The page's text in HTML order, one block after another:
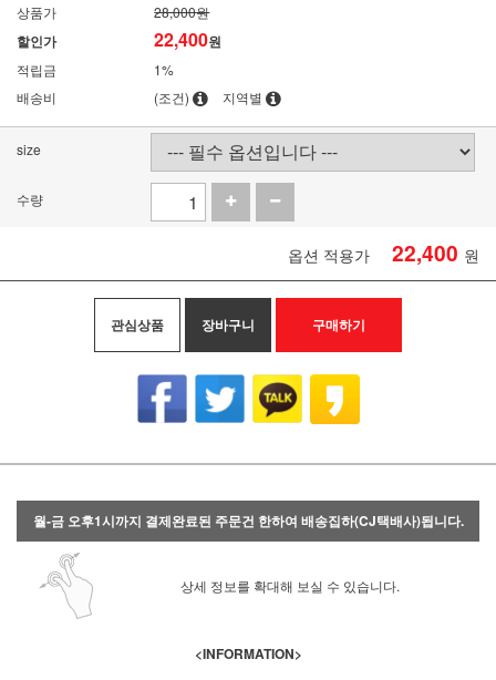
상품가 28,000원
할인가 22,400원
적립금
1%
배송비
(조건) 지역별
size
수량
옵션 적용가 22,400 원
관심상품 장바구니 구매하기
월-금 오후1시까지 결제완료된 주문건 한하여 배송집하(CJ택배사)됩니다.
상세 정보를 확대해 보실 수 있습니다.
<INFORMATION>